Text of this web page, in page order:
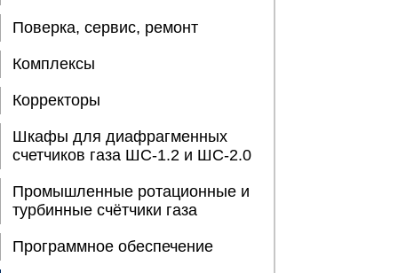
Поверка, сервис, ремонт
Комплексы
Корректоры
Шкафы для диафрагменных
счетчиков газа ШС-1.2 и ШС-2.0
Промышленные ротационные и
турбинные счётчики газа
Программное обеспечение